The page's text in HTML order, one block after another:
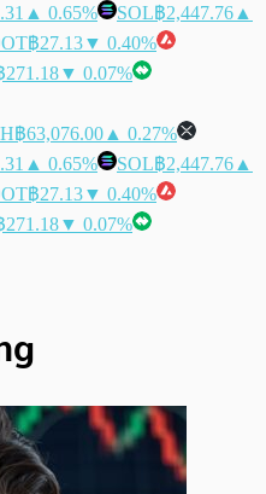
▲ 0.65% SOL฿2,447.76 ▲
฿27.13▼ 0.40%
271.18▼ 0.07%
฿63,076.00 ▲ 0.27%
▲ 0.65% SOL฿2,447.76 ▲
฿27.13▼ 0.40%
271.18▼ 0.07%